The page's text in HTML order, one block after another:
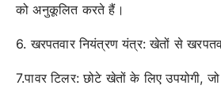
को अनुकूलित करते हैं।
6. खरपतवार नियंत्रण यंत्र: खेतों से
7.पावर टिलर: छोटे खेतों के लिए उपयोगी,